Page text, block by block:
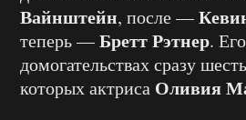
Вайнштейн, после —
теперь —Бретт Рэтнер.
домогательствах сразу
которых актриса Оливия